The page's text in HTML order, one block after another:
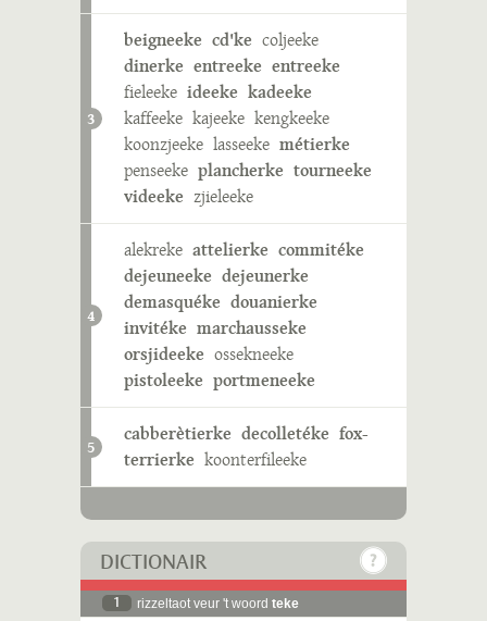
3
beigneeke cd'ke coljeeke
dinerke entreeke entreeke
fieleeke ideeke kadeeke
kaffeeke kajeeke kengkeeke
koonzjeeke lasseeke métierke
penseeke plancherke tourneeke
videeke zjieleeke
4
alekreke attelierke commitéke
dejeuneeke dejeunerke
demasquéke douanierke
invitéke marchausseke
orsjideeke ossekneeke
pistoleeke portmeneeke
5
cabberètierke decolletéke fox-
terrierke koonterfileeke
DICTIONAIR
1 rizzeltaot veur 't woord teke